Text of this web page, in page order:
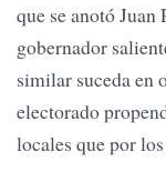
que se anotó
gobernador
similar suceda en
electorado
locales que por